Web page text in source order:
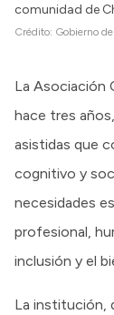
comunidad de
Crédito: Gobierno
La Asociación
hace tres
asistidas que
cognitivo y
necesidades
profesional,
inclusión y el
La institución,